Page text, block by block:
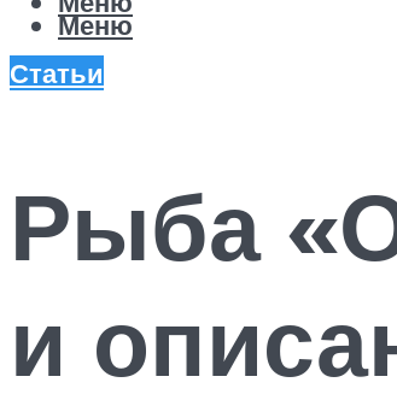
Меню
Статьи
Рыба
и